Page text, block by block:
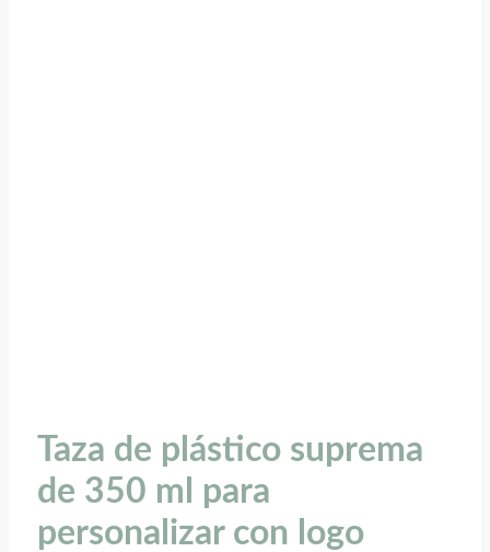
Taza de plástico suprema
de 350 ml para
personalizar con logo